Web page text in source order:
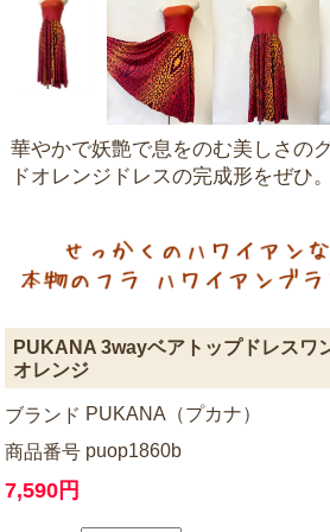
華やかで妖艶で息をのむ美しさの
ドオレンジドレスの完成形をぜひ。
PUKANA 3wayベアトップドレスワ
オレンジ
ブランド PUKANA（プカナ）
商品番号 puop1860b
7,590円